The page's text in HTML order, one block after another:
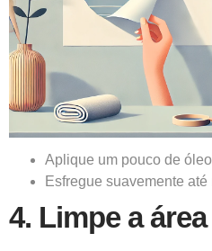
Aplique um pouco de
Esfregue suavemente
4. Limpe a área